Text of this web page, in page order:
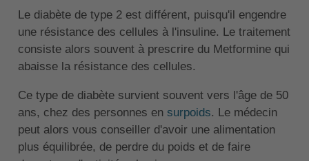
Le diabète de type 2 est différent, puisqu'il engendre
une résistance des cellules à l'insuline. Le traitement
consiste alors souvent à prescrire du Metformine qui
abaisse la résistance des cellules.
Ce type de diabète survient souvent vers l'âge de 50
ans, chez des personnes en surpoids. Le médecin
peut alors vous conseiller d'avoir une alimentation
plus équilibrée, de perdre du poids et de faire